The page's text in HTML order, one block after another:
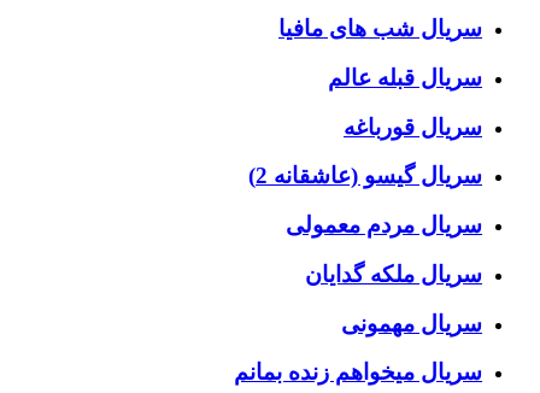
سریال شب های مافیا
سریال قبله عالم
سریال قورباغه
سریال گیسو (عاشقانه 2)
سریال مردم معمولی
سریال ملکه گدایان
سریال مهمونی
سریال میخواهم زنده بمانم